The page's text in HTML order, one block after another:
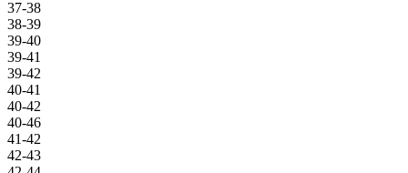
37-38
38-39
39-40
39-41
39-42
40-41
40-42
40-46
41-42
42-43